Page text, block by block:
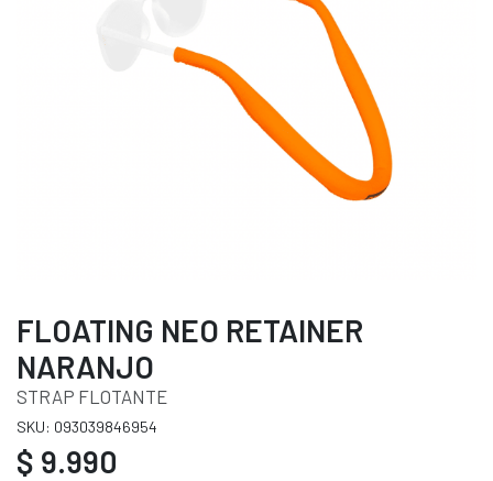
FLOATING NEO RETAINER
NARANJO
STRAP FLOTANTE
SKU: 093039846954
$ 9.990